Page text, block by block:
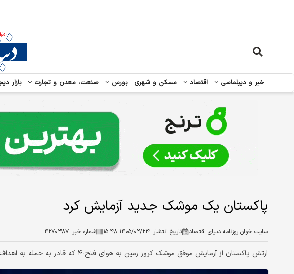
خبر و دیپلماسی اقتصاد مسکن و شهری بورس صنعت، معدن و تجارت بازار
پاکستان یک موشک جدید آزمایش کرد
سایت خوان روزنامه دنیای اقتصاد تاریخ انتشار :۱۴۰۵/۰۲/۲۴ ۱۵:۴۸ شماره خبر :۴۲۷۰۳۸۷
ارتش پاکستان از آزمایش موفق موشک کروز زمین به هوای فتح-۴ که قادر به حمله به اهداف دوربرد با دقت بالا است، خبر داد.